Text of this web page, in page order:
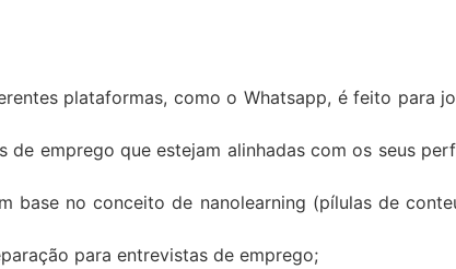
plataformas, como o Whatsapp, é feito para
emprego que estejam alinhadas com os seus
base no conceito de nanolearning (pílulas de
para entrevistas de emprego;